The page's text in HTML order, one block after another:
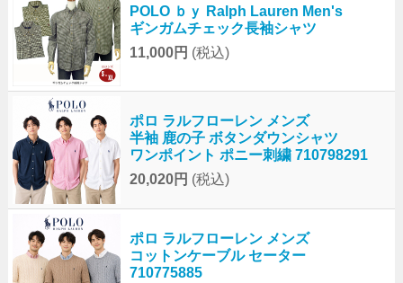
POLO ｂｙ Ralph Lauren Men's
ギンガムチェック長袖シャツ
11,000円 (税込)
ポロ ラルフローレン メンズ
半袖 鹿の子 ボタンダウンシャツ
ワンポイント ポニー刺繍 710798291
20,020円 (税込)
ポロ ラルフローレン メンズ
コットンケーブル セーター
710775885